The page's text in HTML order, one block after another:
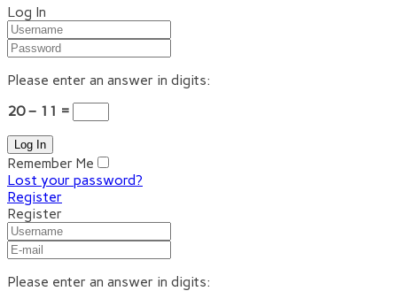
Log In
Please enter an answer in digits:
20 − 11 =
Remember Me
Lost your password?
Register
Register
Please enter an answer in digits: